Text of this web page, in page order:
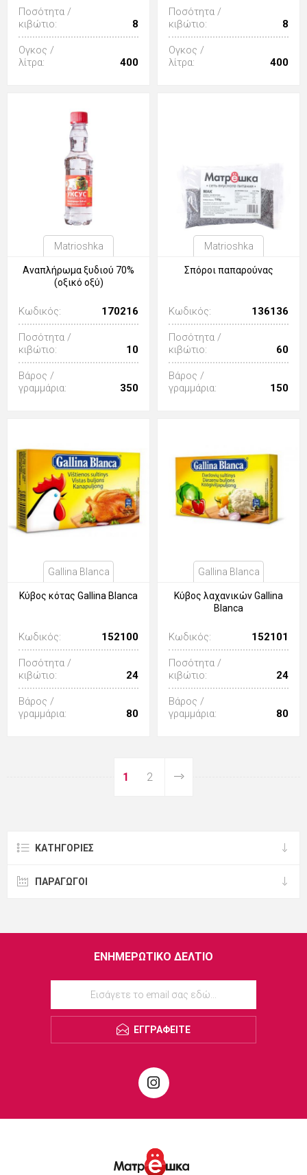
Ποσότητα /
κιβώτιο:
8
Ογκος /
λίτρα:
400
Ποσότητα /
κιβώτιο:
8
Ογκος /
λίτρα:
400
Matrioshka
Αναπλήρωμα ξυδιού 70%
(οξικό οξύ)
Κωδικός: 170216
Ποσότητα /
κιβώτιο:
10
Βάρος /
γραμμάρια:
350
Matrioshka
Σπόροι παπαρούνας
Κωδικός: 136136
Ποσότητα /
κιβώτιο:
60
Βάρος /
γραμμάρια:
150
Gallina Blanca
Κύβος κότας Gallina Blanca
Κωδικός: 152100
Ποσότητα /
κιβώτιο:
24
Βάρος /
γραμμάρια:
80
Gallina Blanca
Κύβος λαχανικών Gallina
Blanca
Κωδικός: 152101
Ποσότητα /
κιβώτιο:
24
Βάρος /
γραμμάρια:
80
1 2
ΚΑΤΗΓΟΡΊΕΣ
ΠΑΡΑΓΩΓΟΙ
ΕΝΗΜΕΡΩΤΙΚΌ ΔΕΛΤΊΟ
ΕΓΓΡΑΦΕΊΤΕ